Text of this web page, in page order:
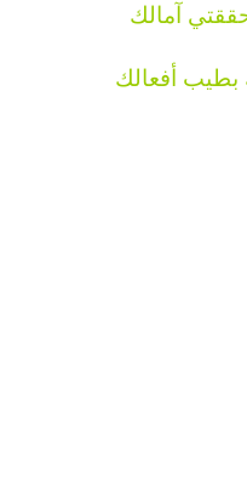
آمالك
أفعالك